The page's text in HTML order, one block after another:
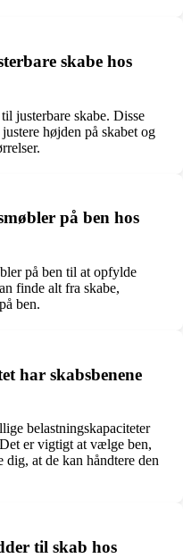
skabe hos
justerbare skabe. Disse
højden på skabet og
på ben hos
på ben til at opfylde
finde alt fra skabe,
ben.
har skabsbenene
belastningskapaciteter
er vigtigt at vælge ben,
at de kan håndtere den
til skab hos